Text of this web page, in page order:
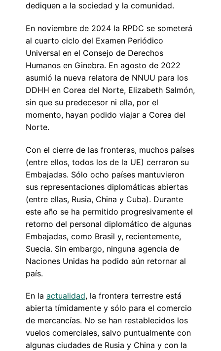
dediquen a la sociedad y la comunidad.
En noviembre de 2024 la RPDC se someterá
al cuarto ciclo del Examen Periódico
Universal en el Consejo de Derechos
Humanos en Ginebra. En agosto de 2022
asumió la nueva relatora de NNUU para los
DDHH en Corea del Norte, Elizabeth Salmón,
sin que su predecesor ni ella, por el
momento, hayan podido viajar a Corea del
Norte.
Con el cierre de las fronteras, muchos países
(entre ellos, todos los de la UE) cerraron su
Embajadas. Sólo ocho países mantuvieron
sus representaciones diplomáticas abiertas
(entre ellas, Rusia, China y Cuba). Durante
este año se ha permitido progresivamente el
retorno del personal diplomático de algunas
Embajadas, como Brasil y, recientemente,
Suecia. Sin embargo, ninguna agencia de
Naciones Unidas ha podido aún retornar al
país.
En la actualidad, la frontera terrestre está
abierta tímidamente y sólo para el comercio
de mercancías. No se han restablecidos los
vuelos comerciales, salvo puntualmente con
algunas ciudades de Rusia y China y con la